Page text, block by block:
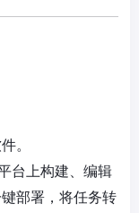
。
台上构建、编辑
部署，将任务转